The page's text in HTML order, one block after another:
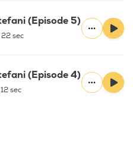
(Episode 5)
sec
(Episode 4)
sec